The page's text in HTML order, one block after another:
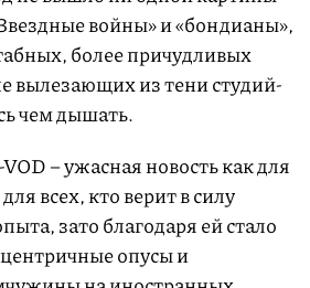
войны» и «бондианы»,
более причудливых
вылезающих из тени студий-
чем дышать.
– ужасная новость как для
всех, кто верит в силу
зато благодаря ей стало
опусы и